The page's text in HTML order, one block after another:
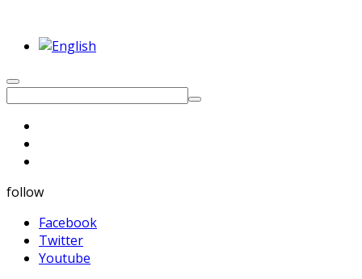
follow
Facebook
Twitter
Youtube